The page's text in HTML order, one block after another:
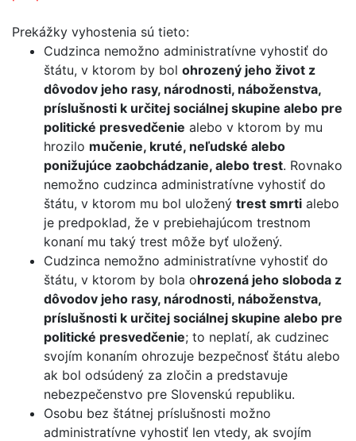
Prekážky vyhostenia sú tieto:
Cudzinca nemožno administratívne vyhostiť do
štátu, v ktorom by bol ohrozený jeho život z
dôvodov jeho rasy, národnosti, náboženstva,
príslušnosti k určitej sociálnej skupine alebo pre
politické presvedčenie alebo v ktorom by mu
hrozilo mučenie, kruté, neľudské alebo
ponižujúce zaobchádzanie, alebo trest. Rovnako
nemožno cudzinca administratívne vyhostiť do
štátu, v ktorom mu bol uložený trest smrti alebo
je predpoklad, že v prebiehajúcom trestnom
konaní mu taký trest môže byť uložený.
Cudzinca nemožno administratívne vyhostiť do
štátu, v ktorom by bola ohrozená jeho sloboda z
dôvodov jeho rasy, národnosti, náboženstva,
príslušnosti k určitej sociálnej skupine alebo pre
politické presvedčenie; to neplatí, ak cudzinec
svojím konaním ohrozuje bezpečnosť štátu alebo
ak bol odsúdený za zločin a predstavuje
nebezpečenstvo pre Slovenskú republiku.
Osobu bez štátnej príslušnosti možno
administratívne vyhostiť len vtedy, ak svojím